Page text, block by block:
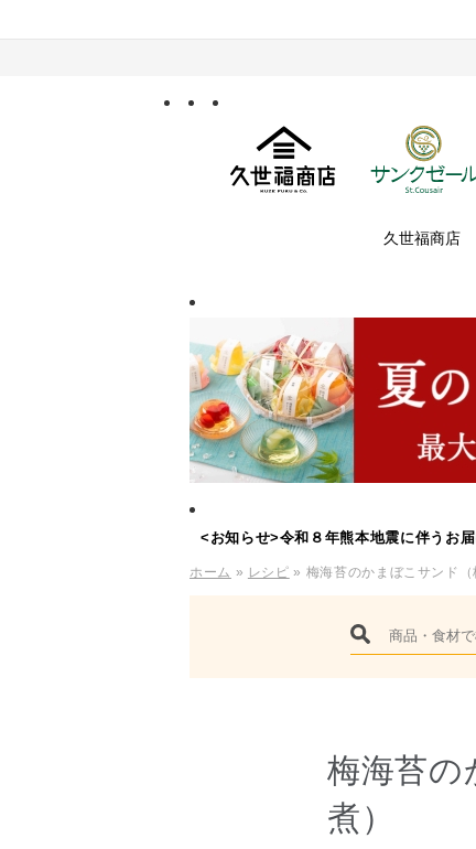
久世福商店
<お知らせ>令和８年熊本地震に伴うお
ホーム » レシピ » 梅海苔のかまぼこサンド（
梅海苔の
煮）